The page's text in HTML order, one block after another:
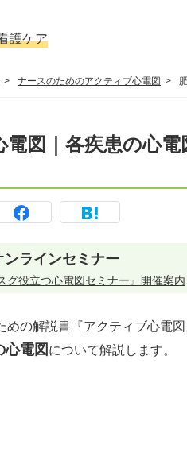
護ケア
ナースのためのアクティブ心電図
図｜各疾患の心電
ンラインセミナー
グ役立つ心電図セミナー』開催案内
めの解説書『アクティブ心電図
心電図 について解説します。